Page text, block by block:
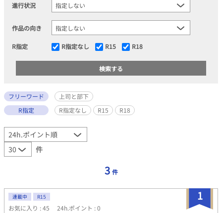
進行状況
作品の向き
R指定 R指定なし R15 R18
フリーワード
上司と部下
R指定
R指定なし R15 R18
件
3 件
1
連載中 R15
お気に入り : 45 24h.ポイント : 0